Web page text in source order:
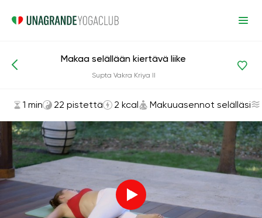
Asanat ja harjoitukset Makuuasennot selälläsi
Makaa selällään kiertävä liike
Supta Vakra Kriya II
1 min 22 pistettä 2 kcal Makuuasennot selälläsi